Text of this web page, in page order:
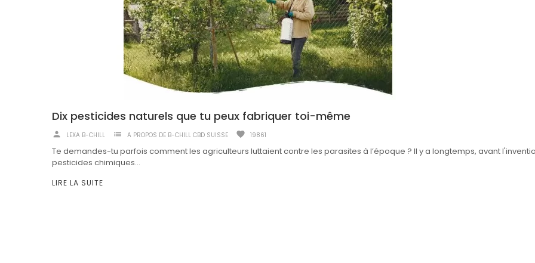
Dix pesticides naturels que tu peux fabriquer toi-même
person LEXA B-CHILL list A PROPOS DE B-CHILL CBD SUISSE favorite 19861
Te demandes-tu parfois comment les agriculteurs luttaient contre les parasites à l’époque ? Il y a longtemps, avant
pesticides chimiques...
LIRE LA SUITE